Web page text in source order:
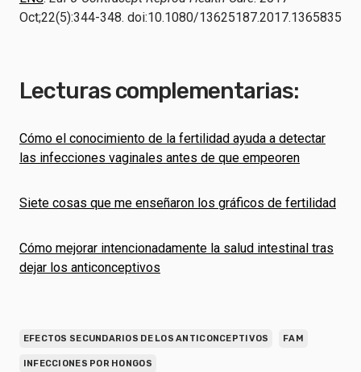
Oct;22(5):344-348. doi:10.1080/13625187.2017.1365835
Lecturas complementarias:
Cómo el conocimiento de la fertilidad ayuda a detectar
las infecciones vaginales antes de que empeoren
Siete cosas que me enseñaron los gráficos de fertilidad
Cómo mejorar intencionadamente la salud intestinal tras
dejar los anticonceptivos
EFECTOS SECUNDARIOS DE LOS ANTICONCEPTIVOS FAM
INFECCIONES POR HONGOS